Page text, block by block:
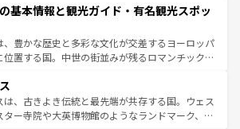
方によって風土や気候が異なるスペインはその個
一覧 を参照してほしい。
い魅力が詰まっている。華麗な宮殿、歴史的な大
しいビーチ、そして豊かな自然が、訪れる者を心
する。また、フランスは美食の国としても知ら
ンス料理はユネスコ無形文化遺産にも登録されて
ラベンダー畑など、多彩な楽しみ方が可能だ。さ
リ以外の地域にも魅力が溢れており、どの街角に
歴史と文化が息づいている。パリ以外の個性あふ
基本情報と観光ガイド・有名観光スポッ
、豊かな歴史と多彩な文化が交差するヨーロッパ
位置する国。中世の街並みが残るロマンチック街
この国は、どこを歩いても飽きることがない。ベ
文化的活気、バイエルン州のアルプスの絶景、そ
ン川沿いのワイン畑といった風景は必見。ビール
は、古きよき伝統と最先端が共存する国。ウェス
ター寺院や大英博物館のようなランドマーク、歴